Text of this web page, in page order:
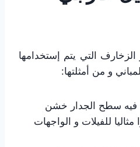
الزخارف التي يتم إستخدامها
و من أمثلتها:
فيه سطح الجدار خشن
للفيلات و الواجهات